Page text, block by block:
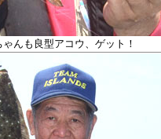
ゃんも良型アコウ、ゲット！